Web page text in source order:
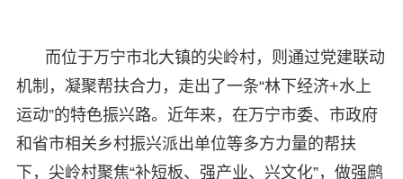
而位于万宁市北大镇的尖岭村，则通过党建联动
机制，凝聚帮扶合力，走出了一条“林下经济+水上
运动”的特色振兴路。近年来，在万宁市委、市政府
和省市相关乡村振兴派出单位等多方力量的帮扶
下，尖岭村聚焦“补短板、强产业、兴文化”，做强鹧